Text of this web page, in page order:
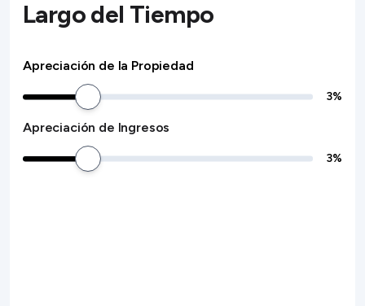
Largo del Tiempo
Apreciación de la Propiedad
3%
Apreciación de Ingresos
3%